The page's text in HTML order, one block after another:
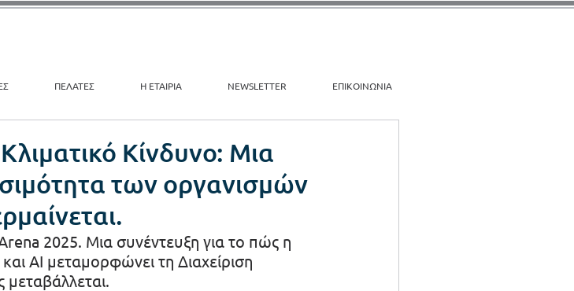
ΠΕΛΑΤΕΣ Η ΕΤΑΙΡΙΑ NEWSLETTER ΕΠΙΚΟΙΝΩΝΙΑ
Κίνδυνο: Μια
των οργανισμών
2025. Μια συνέντευξη για το πώς η
AI μεταμορφώνει τη Διαχείριση